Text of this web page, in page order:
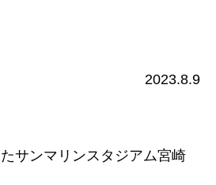
2023.8.9
サンマリンスタジアム宮崎